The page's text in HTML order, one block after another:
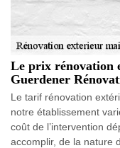
Le prix rénovation
Guerdener
Le tarif rénovation
notre établissement
coût de l’intervention
accomplir, de la nature